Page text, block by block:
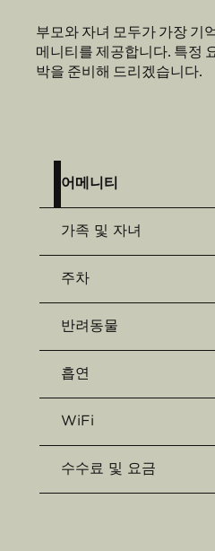
부모와 자녀 모두가 가장 기
메니티를 제공합니다. 특정
박을 준비해 드리겠습니다.
어메니티
가족 및 자녀
주차
반려동물
흡연
WiFi
수수료 및 요금